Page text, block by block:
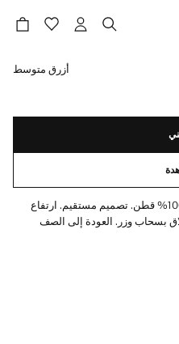
أزرق متوسط
نسيج قطني بأسلوب الجينز الويسترن. 100% قطن. تصميم مستقيم. ارتفاع
بسحاب وزر. العودة إلى الصف